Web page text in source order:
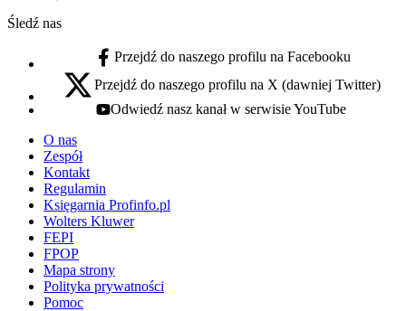
Śledź nas
facebook - otwiera się w nowej karcie
Przejdź do naszego profilu na Facebooku
x - otwiera się w nowej karcie
Przejdź do naszego profilu na X (dawniej Twitter)
youtube - otwiera się w nowej karcie
Odwiedź nasz kanał w serwisie YouTube
O nas
Zespół
Kontakt
Regulamin
Księgarnia Profinfo.pl
Wolters Kluwer
FEPI
FPOP
Mapa strony
Polityka prywatności
Pomoc